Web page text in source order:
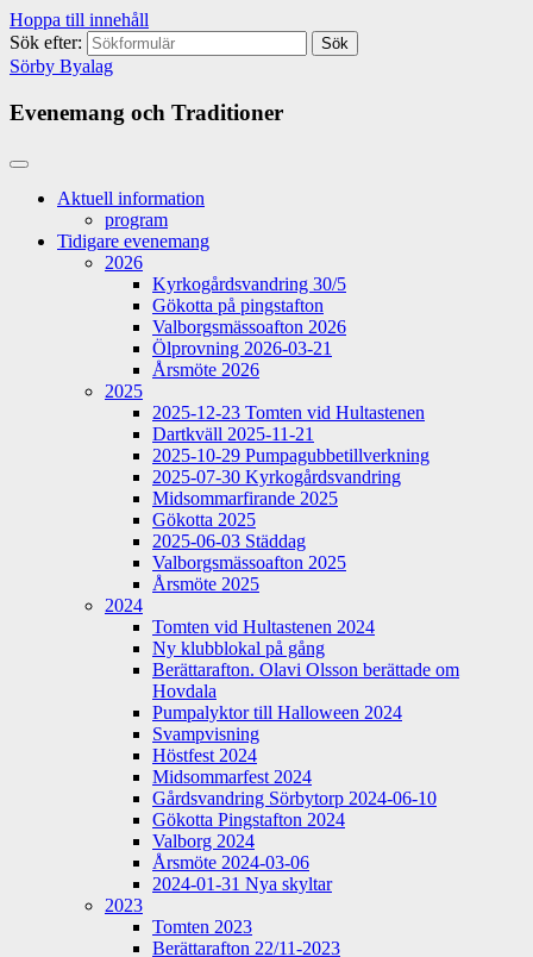
Hoppa till innehåll
Sök efter:
Sörby Byalag
Evenemang och Traditioner
Aktuell information
program
Tidigare evenemang
2026
Kyrkogårdsvandring 30/5
Gökotta på pingstafton
Valborgsmässoafton 2026
Ölprovning 2026-03-21
Årsmöte 2026
2025
2025-12-23 Tomten vid Hultastenen
Dartkväll 2025-11-21
2025-10-29 Pumpagubbetillverkning
2025-07-30 Kyrkogårdsvandring
Midsommarfirande 2025
Gökotta 2025
2025-06-03 Städdag
Valborgsmässoafton 2025
Årsmöte 2025
2024
Tomten vid Hultastenen 2024
Ny klubblokal på gång
Berättarafton. Olavi Olsson berättade om
Hovdala
Pumpalyktor till Halloween 2024
Svampvisning
Höstfest 2024
Midsommarfest 2024
Gårdsvandring Sörbytorp 2024-06-10
Gökotta Pingstafton 2024
Valborg 2024
Årsmöte 2024-03-06
2024-01-31 Nya skyltar
2023
Tomten 2023
Berättarafton 22/11-2023